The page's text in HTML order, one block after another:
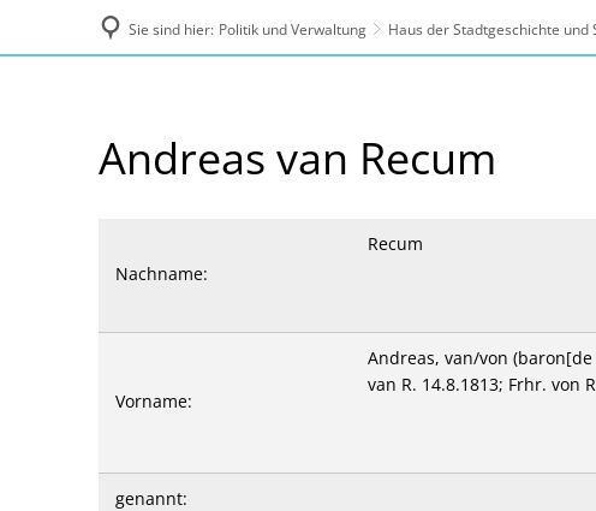
Sie sind hier: Politik und Verwaltung Haus der Stadtgeschichte und
Recum,Andreas van Recum
Nachname:
Recum
Vorname:
Andreas, van/von
van R. 14.8.1813; Frhr. von
genannt: